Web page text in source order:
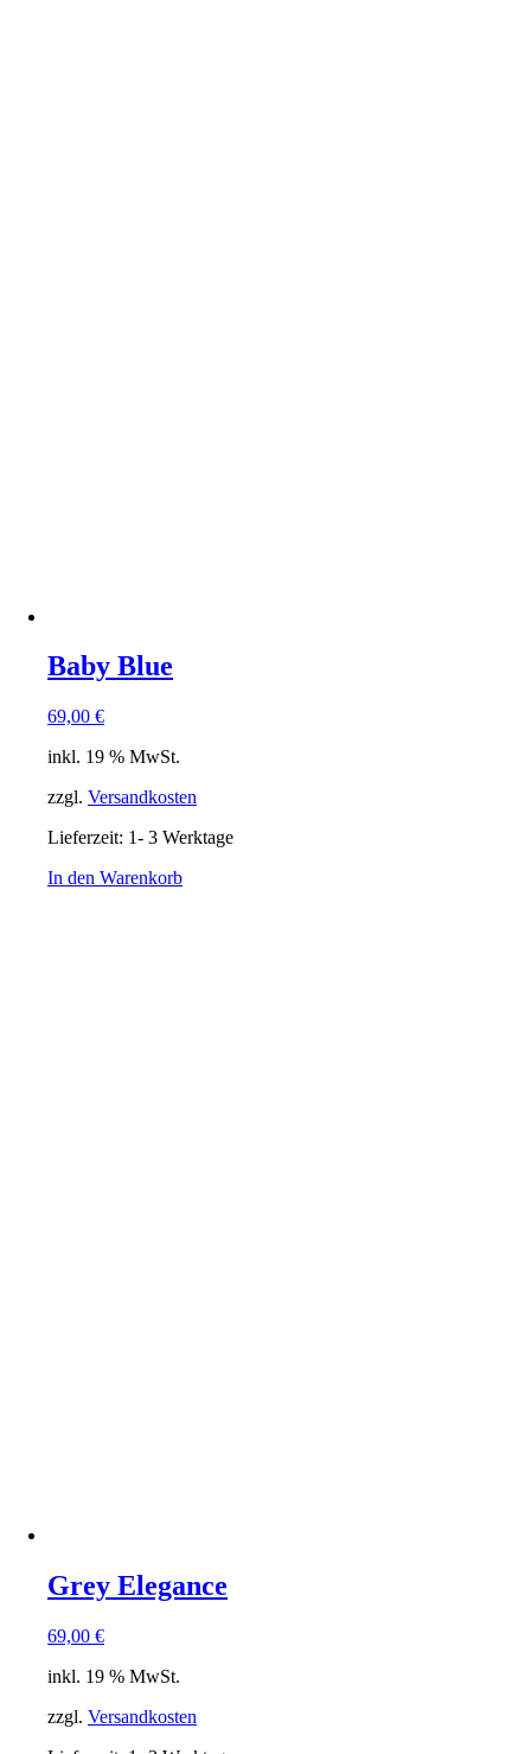
Baby Blue
69,00 €
inkl. 19 % MwSt.
zzgl. Versandkosten
Lieferzeit: 1- 3 Werktage
In den Warenkorb
Grey Elegance
69,00 €
inkl. 19 % MwSt.
zzgl. Versandkosten